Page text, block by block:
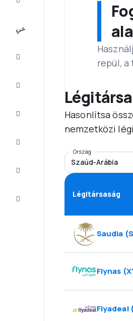
repül, a
Hasonlítsa
nemzetközi
Ország
Szaúd-Arábia
Légitársaság
Saudia (
Flynas (
Flyadeal